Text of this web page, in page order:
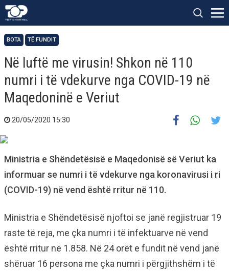
BOTA TË FUNDIT
Në luftë me virusin! Shkon në 110
numri i të vdekurve nga COVID-19 në
Maqedoninë e Veriut
20/05/2020 15:30
Ministria e Shëndetësisë e Maqedonisë së Veriut ka
informuar se numri i të vdekurve nga koronavirusi i ri
(COVID-19) në vend është rritur në 110.
Ministria e Shëndetësisë njoftoi se janë regjistruar 19
raste të reja, me çka numri i të infektuarve në vend
është rritur në 1.858. Në 24 orët e fundit në vend janë
shëruar 16 persona me çka numri i përgjithshëm i të